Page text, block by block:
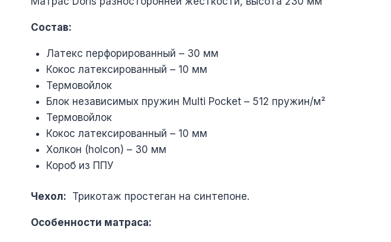
Состав:
Латекс перфорированный – 30 мм
Кокос латексированный – 10 мм
Термовойлок
Блок независимых пружин Multi Pocket – 512 пружин/м²
Термовойлок
Кокос латексированный – 10 мм
Холкон (holcon) – 30 мм
Короб из ППУ
Чехол: Трикотаж простеган на синтепоне.
Особенности матраса: